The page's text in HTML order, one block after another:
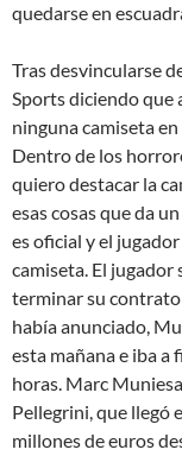
quedarse en
Tras desvincularse
Sports diciendo que
ninguna camiseta
Dentro de los
quiero destacar la
esas cosas que da
es oficial y el
camiseta. El
terminar su contrato
había anunciado,
esta mañana e iba
horas. Marc
Pellegrini, que llegó
millones de euros